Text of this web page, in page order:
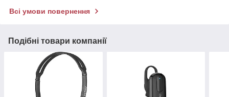
Всі умови повернення
Подібні товари компанії